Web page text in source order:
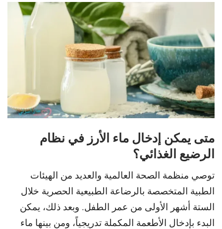
متى يمكن إدخال ماء الأرز في نظام
الرضيع الغذائي؟
توصي منظمة الصحة العالمية والعديد من الهيئات
الطبية المتخصصة بالرضاعة الطبيعية الحصرية خلال
الستة أشهر الأولى من عمر الطفل. وبعد ذلك، يمكن
البدء بإدخال الأطعمة المكملة تدريجياً، ومن بينها ماء